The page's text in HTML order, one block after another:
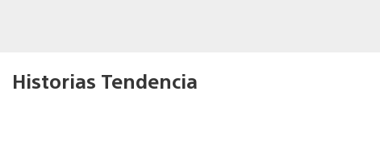
Historias Tendencia